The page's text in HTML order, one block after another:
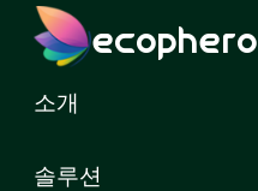
ecophero
소개
솔루션